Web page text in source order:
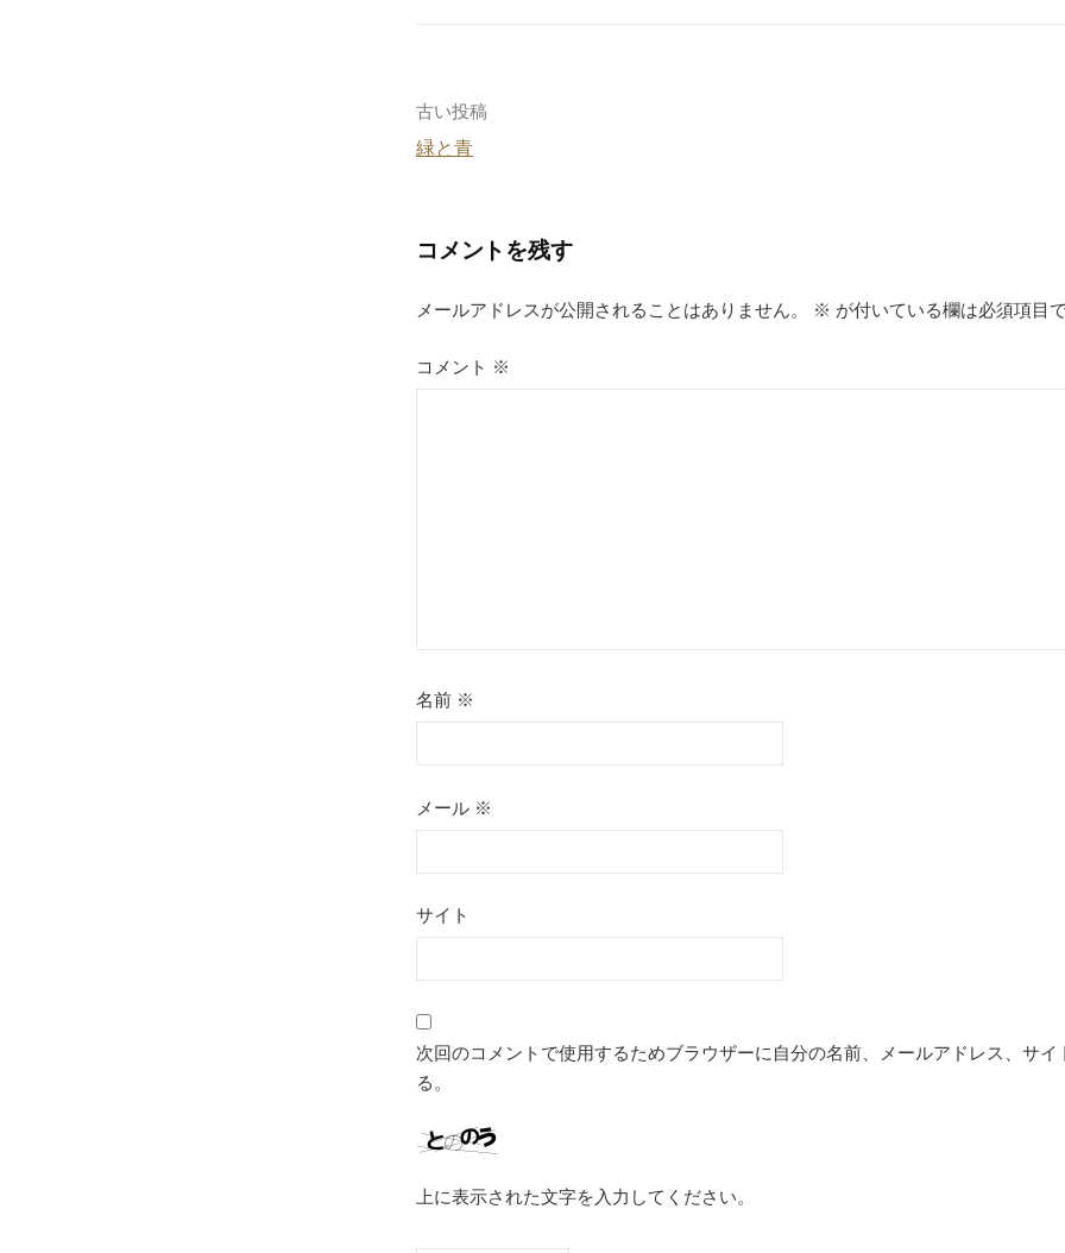
投
稿
ビ
ゲ
ー
古い投稿
緑と青
コメントを残す
メールアドレスが公開されることはありません。 ※ が付いている欄は必須項目
コメント ※
名前 ※
メール ※
サイト
次回のコメントで使用するためブラウザーに自分の名前、メールアドレス、サイ
る。
上に表示された文字を入力してください。